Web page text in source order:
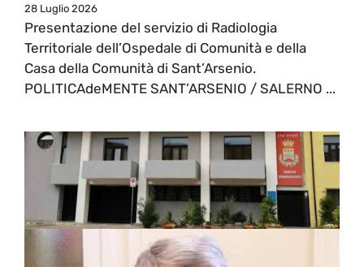
28 Luglio 2026
Presentazione del servizio di Radiologia
Territoriale dell’Ospedale di Comunità e della
Casa della Comunità di Sant’Arsenio.
POLITICAdeMENTE SANT’ARSENIO / SALERNO ...